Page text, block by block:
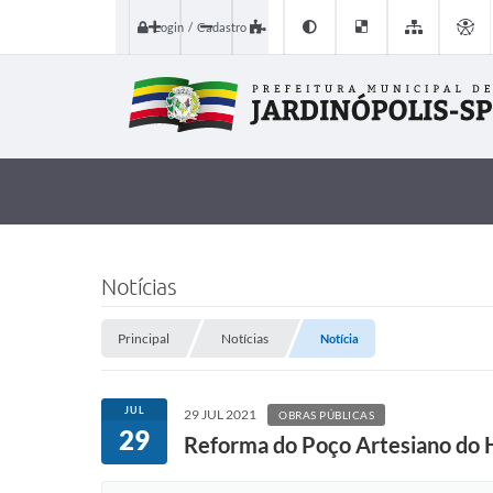
Login / Cadastro
Notícias
Principal Notícias Notícia
JUL
29
29 JUL 2021 OBRAS PÚBLICAS
Reforma do Poço Artesiano do